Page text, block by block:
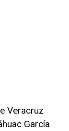
Veracruz
García